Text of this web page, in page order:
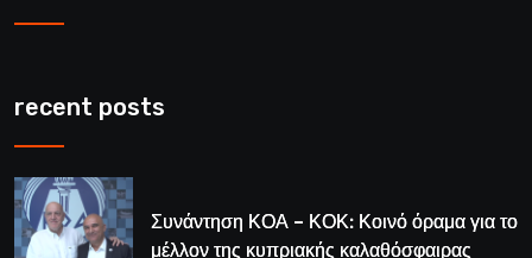
recent posts
Συνάντηση ΚΟΑ – ΚΟΚ: Κοινό όραμα για το
μέλλον της κυπριακής καλαθόσφαιρας